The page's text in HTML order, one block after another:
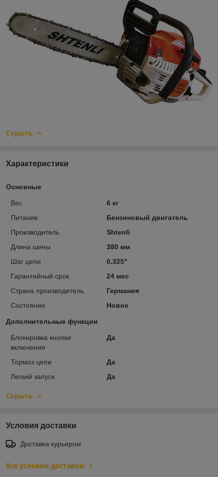
Скрыть
Характеристики
Основные
Вес
6 кг
Питание
Бензиновый двигатель
Производитель
Shtenli
Длина шины
380 мм
Шаг цепи
0.325"
Гарантийный срок
24 мес
Страна производитель
Германия
Состояние
Новое
Дополнительные функции
Блокировка кнопки
включения
Да
Тормоз цепи
Да
Легкий запуск
Да
Скрыть
Условия доставки
Доставка курьером
Все условия доставки